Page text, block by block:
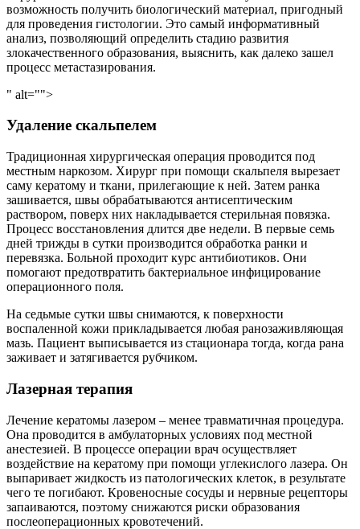
возможность получить биологический материал, пригодный
для проведения гистологии. Это самый информативный
анализ, позволяющий определить стадию развития
злокачественного образования, выяснить, как далеко зашел
процесс метастазирования.
" alt="">
Удаление скальпелем
Традиционная хирургическая операция проводится под
местным наркозом. Хирург при помощи скальпеля вырезает
саму кератому и ткани, прилегающие к ней. Затем ранка
зашивается, швы обрабатываются антисептическим
раствором, поверх них накладывается стерильная повязка.
Процесс восстановления длится две недели. В первые семь
дней трижды в сутки производится обработка ранки и
перевязка. Больной проходит курс антибиотиков. Они
помогают предотвратить бактериальное инфицирование
операционного поля.
На седьмые сутки швы снимаются, к поверхности
воспаленной кожи прикладывается любая ранозаживляющая
мазь. Пациент выписывается из стационара тогда, когда рана
заживает и затягивается рубчиком.
Лазерная терапия
Лечение кератомы лазером – менее травматичная процедура.
Она проводится в амбулаторных условиях под местной
анестезией. В процессе операции врач осуществляет
воздействие на кератому при помощи углекислого лазера. Он
выпаривает жидкость из патологических клеток, в результате
чего те погибают. Кровеносные сосуды и нервные рецепторы
запаиваются, поэтому снижаются риски образования
послеоперационных кровотечений.